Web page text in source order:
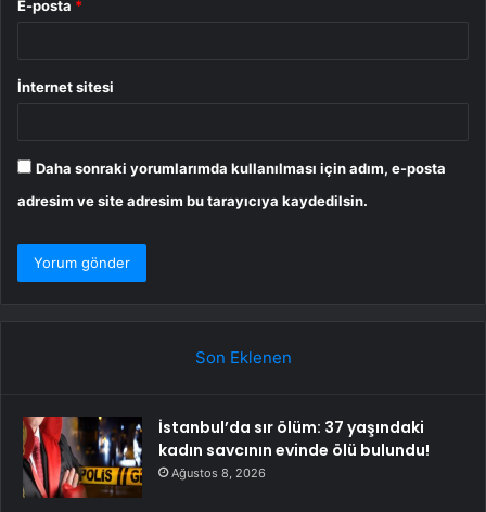
E-posta *
İnternet sitesi
Daha sonraki yorumlarımda kullanılması için adım, e-posta
adresim ve site adresim bu tarayıcıya kaydedilsin.
Son Eklenen
İstanbul’da sır ölüm: 37 yaşındaki
kadın savcının evinde ölü bulundu!
Ağustos 8, 2026